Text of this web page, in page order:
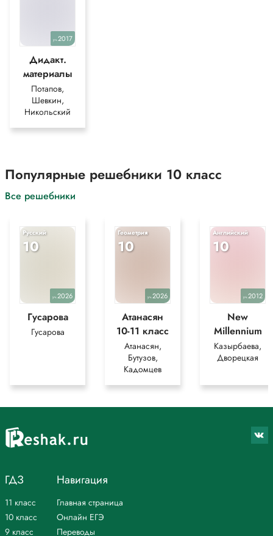
уч.2017
Дидакт.
материалы
Потапов,
Шевкин,
Никольский
Популярные решебники 10 класс
Все решебники
Русский
10
уч.2026
Гусарова
Гусарова
Геометрия
10
уч.2026
Атанасян
10-11 класс
Атанасян,
Бутузов,
Кадомцев
Английский
10
уч.2012
New
Millennium
Казырбаева,
Дворецкая
ГДЗ
11 класс
10 класс
9 класс
Навигация
Главная страница
Онлайн ЕГЭ
Переводы